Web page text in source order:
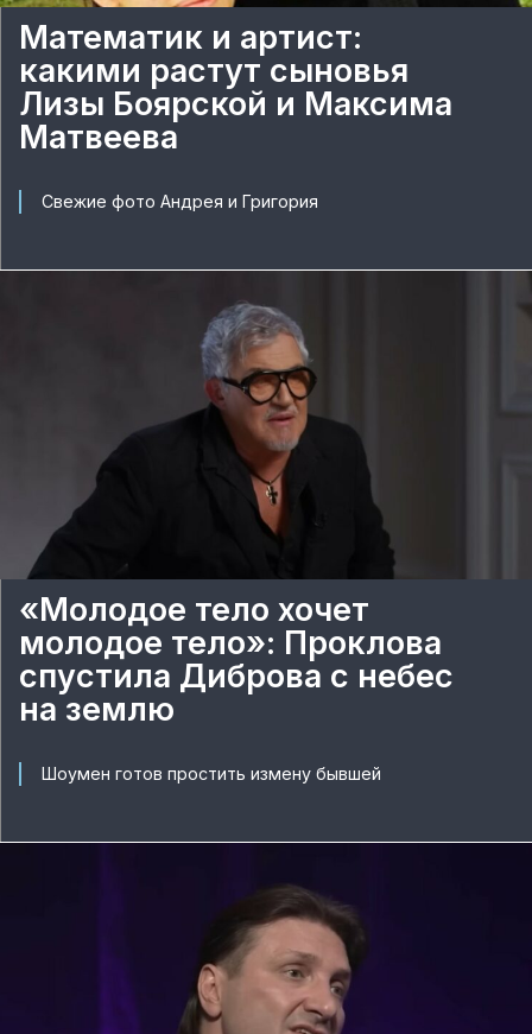
Математик и артист:
какими растут сыновья
Лизы Боярской и Максима
Матвеева
Свежие фото Андрея и Григория
«Молодое тело хочет
молодое тело»: Проклова
спустила Диброва с небес
на землю
Шоумен готов простить измену бывшей